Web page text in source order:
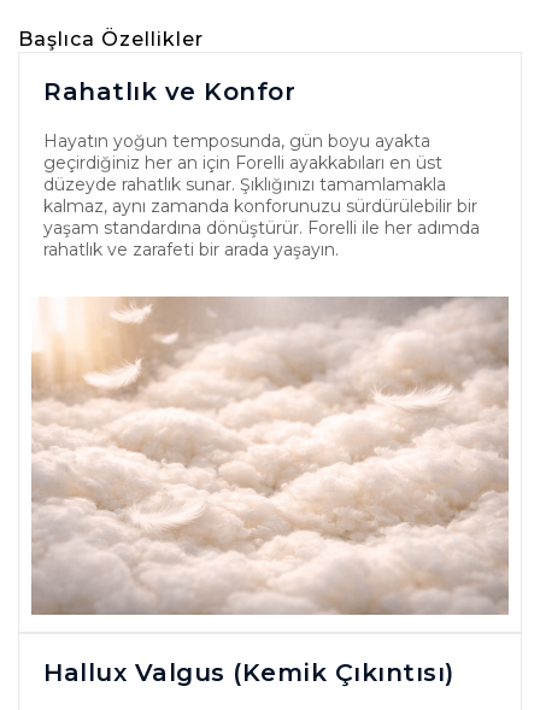
Başlıca Özellikler
Rahatlık ve Konfor
Hayatın yoğun temposunda, gün boyu ayakta
geçirdiğiniz her an için Forelli ayakkabıları en üst
düzeyde rahatlık sunar. Şıklığınızı tamamlamakla
kalmaz, aynı zamanda konforunuzu sürdürülebilir bir
yaşam standardına dönüştürür. Forelli ile her adımda
rahatlık ve zarafeti bir arada yaşayın.
Hallux Valgus (Kemik Çıkıntısı)